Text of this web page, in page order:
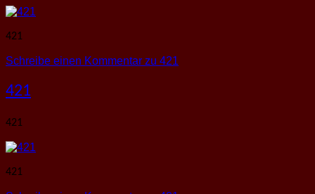
421
Schreibe einen Kommentar zu 421
421
421
421